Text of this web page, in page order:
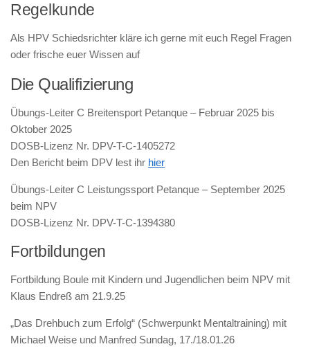
Regelkunde
Als HPV Schiedsrichter kläre ich gerne mit euch Regel Fragen
oder frische euer Wissen auf
Die Qualifizierung
Übungs-Leiter C Breitensport Petanque – Februar 2025 bis
Oktober 2025
DOSB-Lizenz Nr. DPV-T-C-1405272
Den Bericht beim DPV lest ihr hier
Übungs-Leiter C Leistungssport Petanque – September 2025
beim NPV
DOSB-Lizenz Nr. DPV-T-C-1394380
Fortbildungen
Fortbildung Boule mit Kindern und Jugendlichen beim NPV mit
Klaus Endreß am 21.9.25
„Das Drehbuch zum Erfolg“ (Schwerpunkt Mentaltraining) mit
Michael Weise und Manfred Sundag, 17./18.01.26